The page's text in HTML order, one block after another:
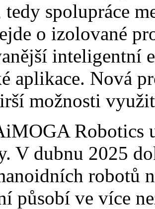
tedy spolupráce
o izolované
inteligentní
aplikace. Nová
možnosti
Robotics
V dubnu 2025
robotů
působí ve více